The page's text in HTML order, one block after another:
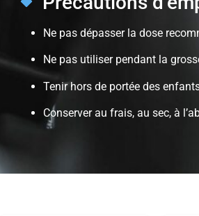
Ne pas dépasser la dose
Ne pas utiliser pendant la
Tenir hors de portée des
Conserver au frais, au sec, à